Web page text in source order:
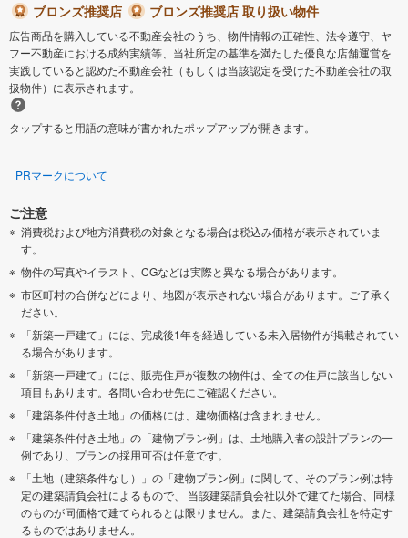
ブロンズ推奨店
ブロンズ推奨店 取り扱い物件
広告商品を購入している不動産会社のうち、物件情報の正確性、法令遵守、ヤ
フー不動産における成約実績等、当社所定の基準を満たした優良な店舗運営を
実践していると認めた不動産会社（もしくは当該認定を受けた不動産会社の取
扱物件）に表示されます。
タップすると用語の意味が書かれたポップアップが開きます。
PRマークについて
ご注意
消費税および地方消費税の対象となる場合は税込み価格が表示されていま
す。
物件の写真やイラスト、CGなどは実際と異なる場合があります。
市区町村の合併などにより、地図が表示されない場合があります。ご了承く
ださい。
「新築一戸建て」には、完成後1年を経過している未入居物件が掲載されてい
る場合があります。
「新築一戸建て」には、販売住戸が複数の物件は、全ての住戸に該当しない
項目もあります。各問い合わせ先にご確認ください。
「建築条件付き土地」の価格には、建物価格は含まれません。
「建築条件付き土地」の「建物プラン例」は、土地購入者の設計プランの一
例であり、プランの採用可否は任意です。
「土地（建築条件なし）」の「建物プラン例」に関して、そのプラン例は特
定の建築請負会社によるもので、 当該建築請負会社以外で建てた場合、同様
のものが同価格で建てられるとは限りません。また、建築請負会社を特定す
るものではありません。